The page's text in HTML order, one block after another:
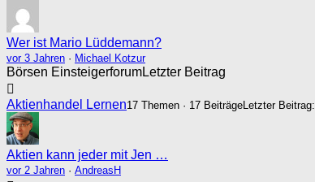
Wer ist Mario Lüddemann?
vor 3 Jahren · Michael Kotzur
Börsen EinsteigerforumLetzter Beitrag
Aktienhandel Lernen17 Themen · 17 BeiträgeLetzter Beitrag:
Aktien kann jeder mit Jen …
vor 2 Jahren · AndreasH